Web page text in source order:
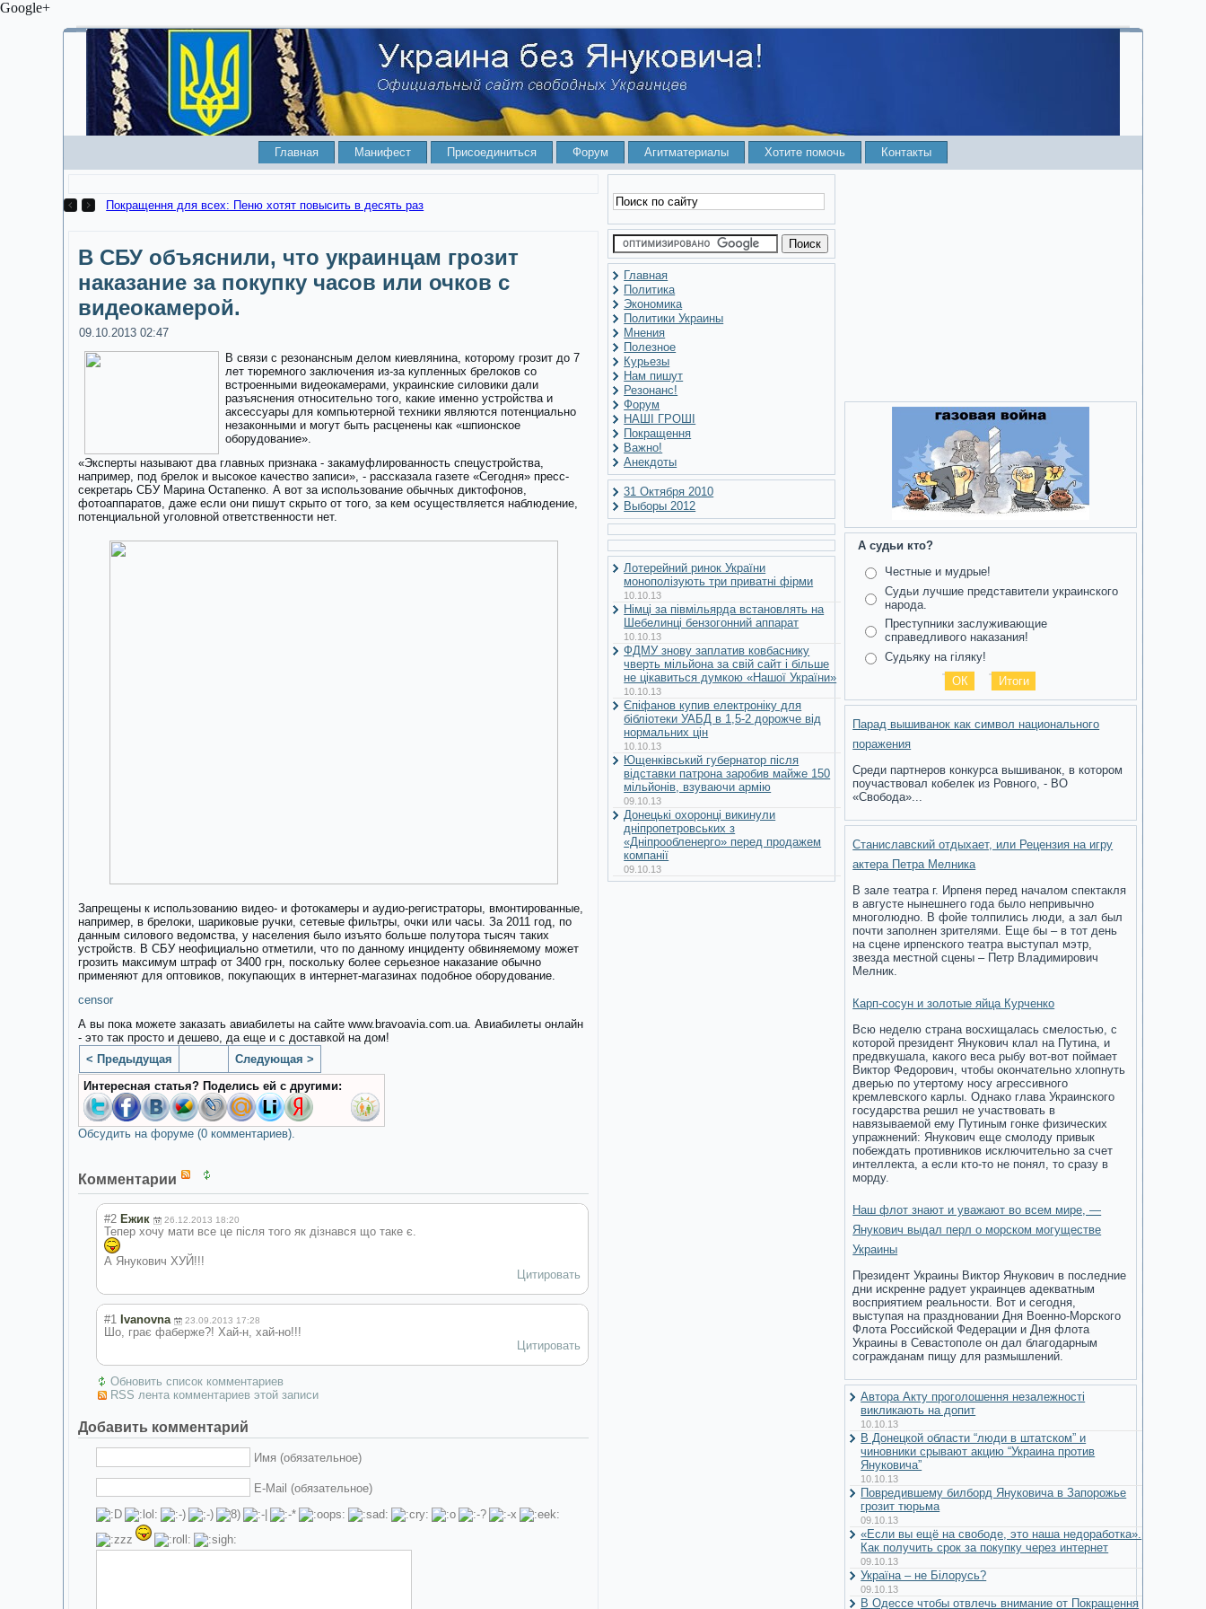
Google+
Главная Манифест Присоединиться Форум Агитматериалы Хотите помочь Контакты
Покращення для всех: Пеню хотят повысить в десять раз
В СБУ объяснили, что украинцам грозит
наказание за покупку часов или очков с
видеокамерой.
09.10.2013 02:47
В связи с резонансным делом киевлянина, которому грозит до 7
лет тюремного заключения из-за купленных брелоков со
встроенными видеокамерами, украинские силовики дали
разъяснения относительно того, какие именно устройства и
аксессуары для компьютерной техники являются потенциально
незаконными и могут быть расценены как «шпионское
оборудование».
«Эксперты называют два главных признака - закамуфлированность спецустройства,
например, под брелок и высокое качество записи», - рассказала газете «Сегодня» пресс-
секретарь СБУ Марина Остапенко. А вот за использование обычных диктофонов,
фотоаппаратов, даже если они пишут скрыто от того, за кем осуществляется наблюдение,
потенциальной уголовной ответственности нет.
Запрещены к использованию видео- и фотокамеры и аудио-регистраторы, вмонтированные,
например, в брелоки, шариковые ручки, сетевые фильтры, очки или часы. За 2011 год, по
данным силового ведомства, у населения было изъято больше полутора тысяч таких
устройств. В СБУ неофициально отметили, что по данному инциденту обвиняемому может
грозить максимум штраф от 3400 грн, поскольку более серьезное наказание обычно
применяют для оптовиков, покупающих в интернет-магазинах подобное оборудование.
censor
А вы пока можете заказать авиабилеты на сайте www.bravoavia.com.ua. Авиабилеты онлайн
- это так просто и дешево, да еще и с доставкой на дом!
< Предыдущая
Следующая >
Интересная статья? Поделись ей с другими:
Обсудить на форуме (0 комментариев).
Комментарии
#2 Ежик 26.12.2013 18:20
Тепер хочу мати все це після того як дізнався що таке є.
А Янукович ХУЙ!!!
Цитировать
#1 Ivanovna 23.09.2013 17:28
Шо, грає фаберже?! Хай-н, хай-но!!!
Цитировать
Обновить список комментариев
RSS лента комментариев этой записи
Добавить комментарий
Имя (обязательное)
E-Mail (обязательное)
Главная
Политика
Экономика
Политики Украины
Мнения
Полезное
Курьезы
Нам пишут
Резонанс!
Форум
НАШІ ГРОШІ
Покращення
Важно!
Анекдоты
31 Октября 2010
Выборы 2012
Лотерейний ринок України
монополізують три приватні фірми
10.10.13
Німці за півмільярда встановлять на
Шебелинці бензогонний аппарат
10.10.13
ФДМУ знову заплатив ковбаснику
чверть мільйона за свій сайт і більше
не цікавиться думкою «Нашої України»
10.10.13
Єпіфанов купив електроніку для
бібліотеки УАБД в 1,5-2 дорожче від
нормальних цін
10.10.13
Ющенківський губернатор після
відставки патрона заробив майже 150
мільйонів, взуваючи армію
09.10.13
Донецькі охоронці викинули
дніпропетровських з
«Дніпрообленерго» перед продажем
компанії
09.10.13
А судьи кто?
Честные и мудрые!
Судьи лучшие представители украинского
народа.
Преступники заслуживающие
справедливого наказания!
Судьяку на гіляку!
Парад вышиванок как символ национального
поражения
Среди партнеров конкурса вышиванок, в котором
поучаствовал кобелек из Ровного, - ВО
«Свобода»...
Станиславский отдыхает, или Рецензия на игру
актера Петра Мелника
В зале театра г. Ирпеня перед началом спектакля
в августе нынешнего года было непривычно
многолюдно. В фойе толпились люди, а зал был
почти заполнен зрителями. Еще бы – в тот день
на сцене ирпенского театра выступал мэтр,
звезда местной сцены – Петр Владимирович
Мелник.
Карп-сосун и золотые яйца Курченко
Всю неделю страна восхищалась смелостью, с
которой президент Янукович клал на Путина, и
предвкушала, какого веса рыбу вот-вот поймает
Виктор Федорович, чтобы окончательно хлопнуть
дверью по утертому носу агрессивного
кремлевского карлы. Однако глава Украинского
государства решил не участвовать в
навязываемой ему Путиным гонке физических
упражнений: Янукович еще смолоду привык
побеждать противников исключительно за счет
интеллекта, а если кто-то не понял, то сразу в
морду.
Наш флот знают и уважают во всем мире, —
Янукович выдал перл о морском могуществе
Украины
Президент Украины Виктор Янукович в последние
дни искренне радует украинцев адекватным
восприятием реальности. Вот и сегодня,
выступая на праздновании Дня Военно-Морского
Флота Российской Федерации и Дня флота
Украины в Севастополе он дал благодарным
согражданам пищу для размышлений.
Автора Акту проголошення незалежності
викликають на допит
10.10.13
В Донецкой области “люди в штатском” и
чиновники срывают акцию “Украина против
Януковича”
10.10.13
Повредившему билборд Януковича в Запорожье
грозит тюрьма
09.10.13
«Если вы ещё на свободе, это наша недоработка».
Как получить срок за покупку через интернет
09.10.13
Україна – не Білорусь?
09.10.13
В Одессе чтобы отвлечь внимание от Покращення